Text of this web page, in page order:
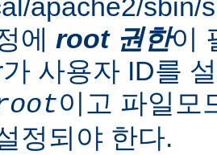
apache2/sbin/
에 root 권한이
사용자 ID를
이고 파일모
정되야 한다.